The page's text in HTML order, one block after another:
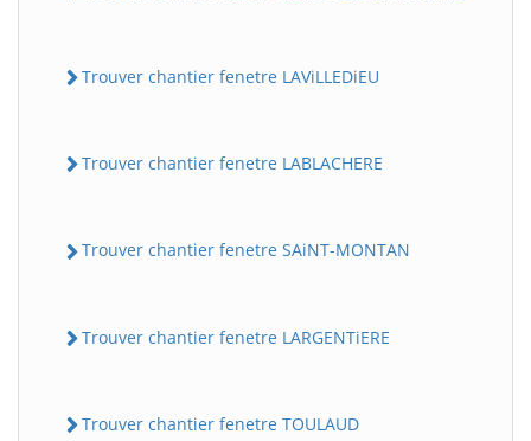
Trouver chantier fenetre LAViLLEDiEU
Trouver chantier fenetre LABLACHERE
Trouver chantier fenetre SAiNT-MONTAN
Trouver chantier fenetre LARGENTiERE
Trouver chantier fenetre TOULAUD